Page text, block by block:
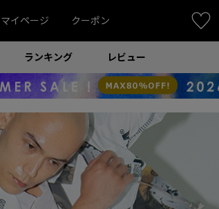
マイページ クーポン
ランキング レビュー